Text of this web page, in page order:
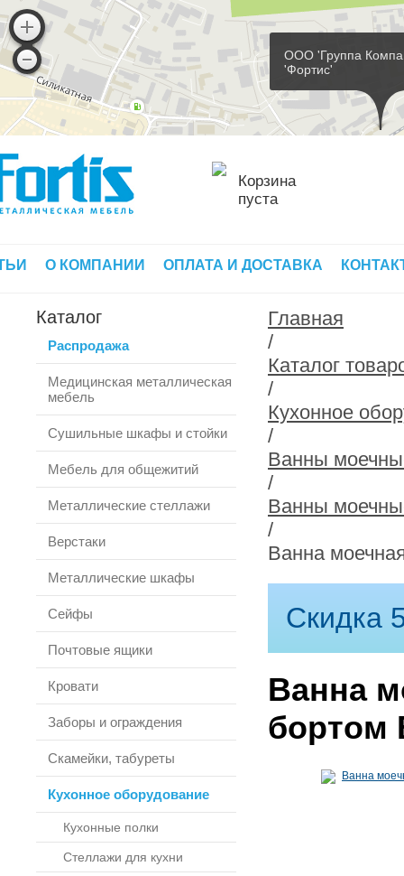
ООО 'Группа
'Фортис'
Корзина
пуста
О КОМПАНИИ ОПЛАТА И ДОСТАВКА
Каталог
Распродажа
Медицинская металлическая
мебель
Сушильные шкафы и стойки
Мебель для общежитий
Металлические стеллажи
Верстаки
Металлические шкафы
Сейфы
Почтовые ящики
Кровати
Заборы и ограждения
Скамейки, табуреты
Кухонное оборудование
Кухонные полки
Стеллажи для кухни
Главная
/
Каталог
/
Кухонное
/
Ванны
/
Ванны
/
Ванна
Скидка
Ванна
бортом